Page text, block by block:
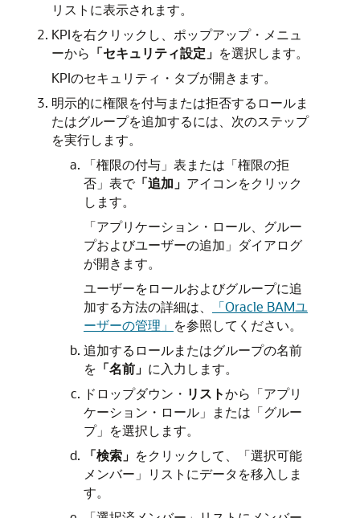
リストに表示されます。
KPIを右クリックし、ポップアップ・メニュ
ーから 「セキュリティ設定」 を選択します。
KPIのセキュリティ・タブが開きます。
明示的に権限を付与または拒否するロールま
たはグループを追加するには、次のステップ
を実行します。
「権限の付与」表または「権限の拒
否」表で「追加」 アイコンをクリック
します。
「アプリケーション・ロール、グルー
プおよびユーザーの追加」ダイアログ
が開きます。
ユーザーをロールおよびグループに追
加する方法の詳細は、
「Oracle BAMユ
ーザーの管理」 を参照してください。
追加するロールまたはグループの名前
を 「名前」 に入力します。
ドロップダウン・ リストから「アプリ
ケーション・ロール」または「グルー
プ」を選択します。
「検索」 をクリックして、「選択可能
メンバー」リストにデータを移入しま
す。